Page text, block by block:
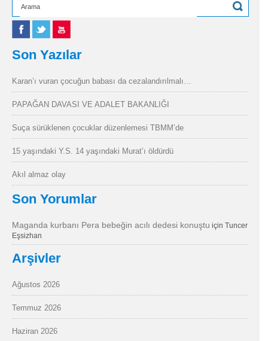
Son Yazılar
Karan’ı vuran çocuğun babası da cezalandırılmalı…
PAPAĞAN DAVASI VE ADALET BAKANLIĞI
Suça sürüklenen çocuklar düzenlemesi TBMM’de
15 yaşındaki Y.S. 14 yaşındaki Murat’ı öldürdü
Akıl almaz olay
Son Yorumlar
Maganda kurbanı Pera bebeğin acılı dedesi konuştu için Tuncer
Eşsizhan
Arşivler
Ağustos 2026
Temmuz 2026
Haziran 2026